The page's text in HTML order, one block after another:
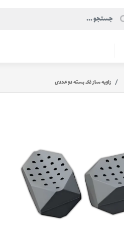
زاویه ساز فک بسته دو عددی